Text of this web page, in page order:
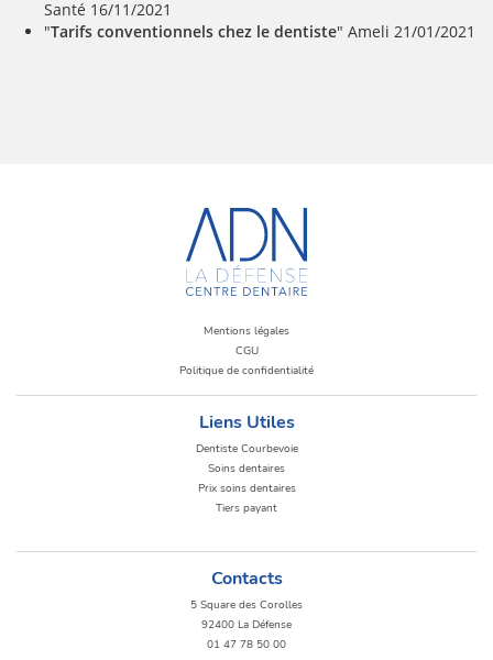
Santé 16/11/2021
"Tarifs conventionnels chez le dentiste" Ameli 21/01/2021
Mentions légales
CGU
Politique de confidentialité
Liens Utiles
Dentiste Courbevoie
Soins dentaires
Prix soins dentaires
Tiers payant
Contacts
5 Square des Corolles
92400 La Défense
01 47 78 50 00